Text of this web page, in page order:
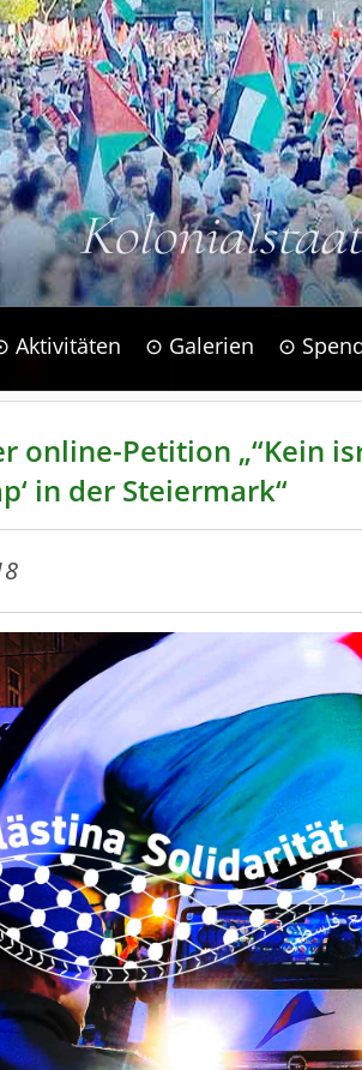
Aktivitäten ⊙ Galerien ⊙
online-Petition „“Kein
in der Steiermark“